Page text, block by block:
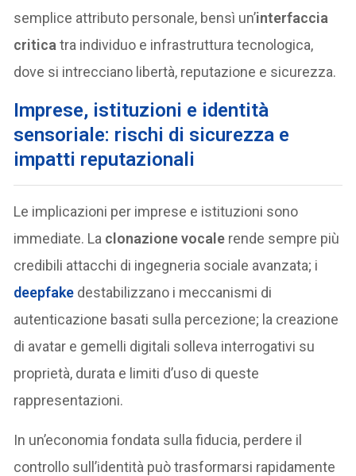
semplice attributo personale, bensì un’interfaccia
critica tra individuo e infrastruttura tecnologica,
dove si intrecciano libertà, reputazione e sicurezza.
Imprese, istituzioni e identità
sensoriale: rischi di sicurezza e
impatti reputazionali
Le implicazioni per imprese e istituzioni sono
immediate. La clonazione vocale rende sempre più
credibili attacchi di ingegneria sociale avanzata; i
deepfake destabilizzano i meccanismi di
autenticazione basati sulla percezione; la creazione
di avatar e gemelli digitali solleva interrogativi su
proprietà, durata e limiti d’uso di queste
rappresentazioni.
In un’economia fondata sulla fiducia, perdere il
controllo sull’identità può trasformarsi rapidamente